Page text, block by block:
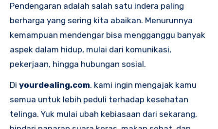
Pendengaran adalah salah satu indera paling
berharga yang sering kita abaikan. Menurunnya
kemampuan mendengar bisa mengganggu banyak
aspek dalam hidup, mulai dari komunikasi,
pekerjaan, hingga hubungan sosial.
Di yourdealing.com, kami ingin mengajak kamu
semua untuk lebih peduli terhadap kesehatan
telinga. Yuk mulai ubah kebiasaan dari sekarang,